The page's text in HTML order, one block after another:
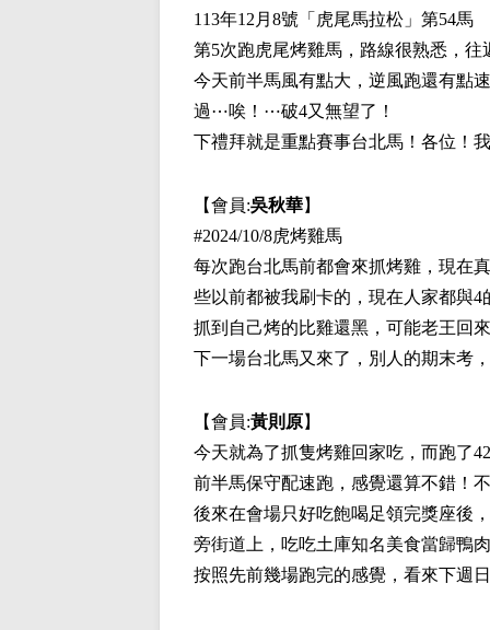
113年12月8號「虎尾馬拉松」第54馬
第5次跑虎尾烤雞馬，路線很熟悉，
今天前半馬風有點大，逆風跑還有點
過⋯唉！⋯破4又無望了！
下禮拜就是重點賽事台北馬！各位！
【會員:吳秋華】
#2024/10/8虎烤雞馬
每次跑台北馬前都會來抓烤雞，現在
些以前都被我刷卡的，現在人家都與
抓到自己烤的比雞還黑，可能老王回
下一場台北馬又來了，別人的期末考
【會員:黃則原】
今天就為了抓隻烤雞回家吃，而跑了
前半馬保守配速跑，感覺還算不錯！
後來在會場只好吃飽喝足領完獎座後
旁街道上，吃吃土庫知名美食當歸
按照先前幾場跑完的感覺，看來下週